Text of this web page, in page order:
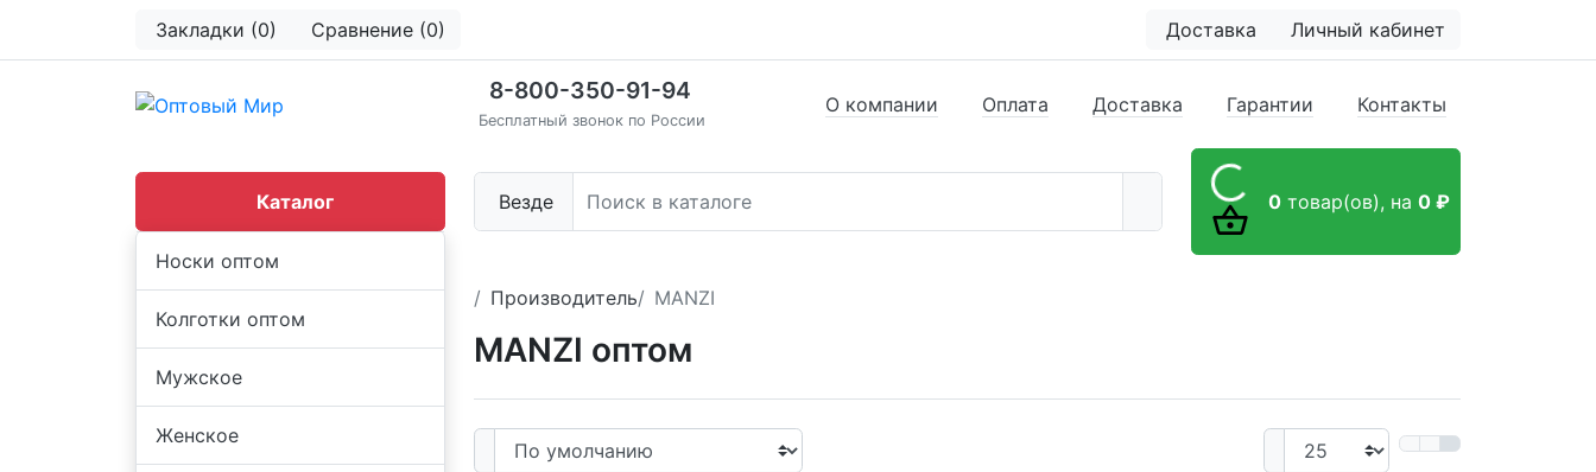
Закладки (0) Сравнение (0) Доставка Личный кабинет
8-800-350-91-94
Бесплатный звонок по России
Везде
О компании Оплата Доставка Гарантии Контакты
0 товар(ов), на 0 ₽
Каталог
Носки оптом
Колготки оптом
Мужское
Женское
Производитель MANZI
MANZI оптом